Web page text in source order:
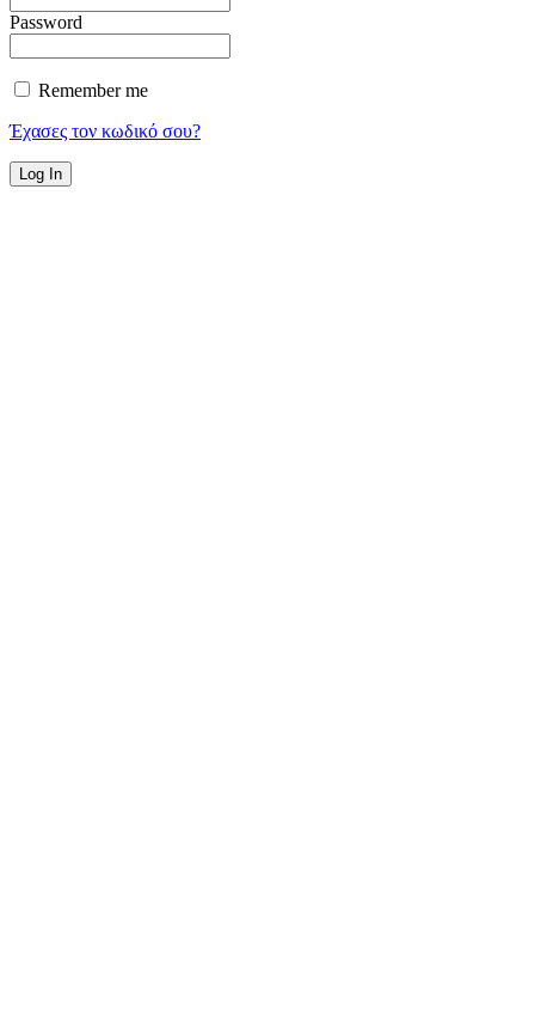
Password
Remember me
Έχασες τον κωδικό σου?